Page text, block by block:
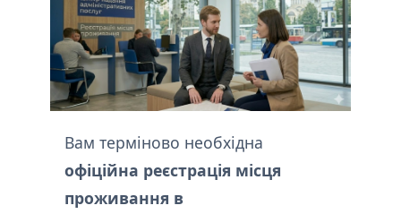
Вам терміново необхідна
офіційна реєстрація місця
проживання в